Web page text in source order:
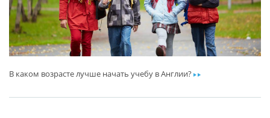
В каком возрасте лучше начать учебу в Англии?ar